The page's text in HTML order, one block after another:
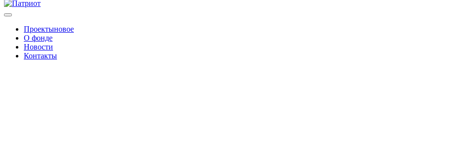
Проектыновое
О фонде
Новости
Контакты